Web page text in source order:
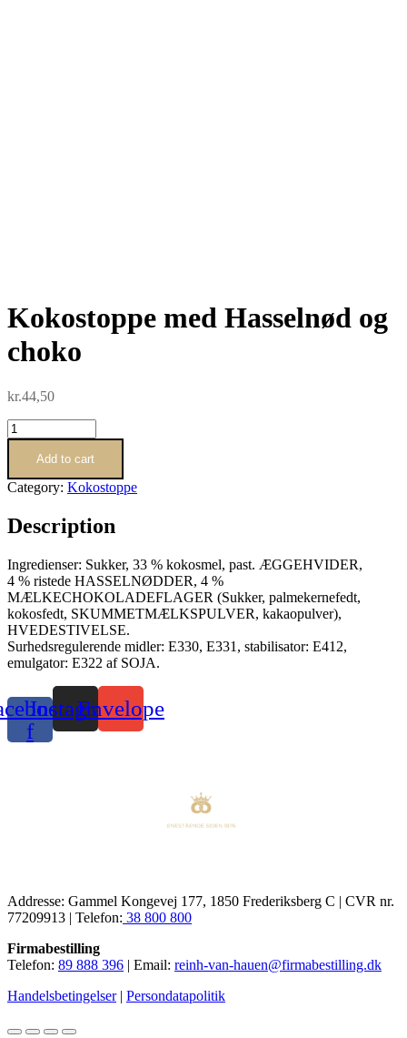
Kokostoppe med Hasselnød og
choko
kr.44,50
Kokostoppe
med
Hasselnød
og
choko
Add to cart
Category: Kokostoppe
Description
Ingredienser: Sukker, 33 % kokosmel, past. ÆGGEHVIDER,
4 % ristede HASSELNØDDER, 4 %
MÆLKECHOKOLADEFLAGER (Sukker, palmekernefedt,
kokosfedt, SKUMMETMÆLKSPULVER, kakaopulver),
HVEDESTIVELSE.
Surhedsregulerende midler: E330, E331, stabilisator: E412,
emulgator: E322 af SOJA.
f
InstagramEnvelope
Addresse: Gammel Kongevej 177, 1850 Frederiksberg C | CVR nr.
77209913 | Telefon: 38 800 800
Firmabestilling
Telefon: 89 888 396 | Email: reinh-van-hauen@firmabestilling.dk
Handelsbetingelser| Persondatapolitik